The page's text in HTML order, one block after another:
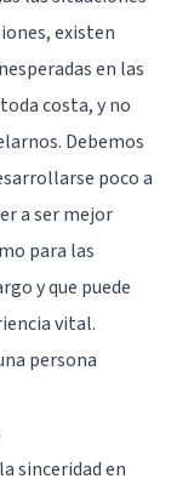
existen
en las
costa, y no
Debemos
poco a
a ser mejor
para las
y que puede
vital.
persona
sinceridad en